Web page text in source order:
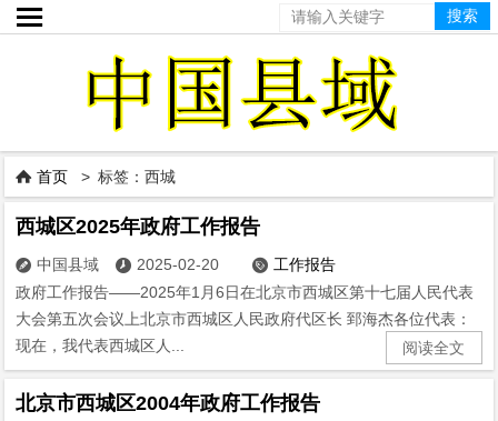

 首页 > 标签：西城
西城区2025年政府工作报告
 中国县域  2025-02-20  工作报告
政府工作报告——2025年1月6日在北京市西城区第十七届人民代表
大会第五次会议上北京市西城区人民政府代区长 郅海杰各位代表：
现在，我代表西城区人...
阅读全文
北京市西城区2004年政府工作报告